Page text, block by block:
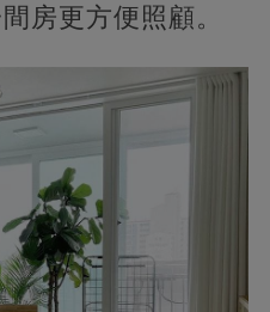
房更方便照顧。